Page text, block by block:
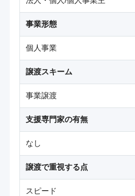
事業形態
個人事業
譲渡スキーム
事業譲渡
支援専門家の有無
なし
譲渡で重視する点
スピード